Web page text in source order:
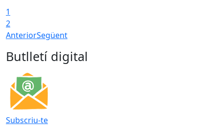
1
2
AnteriorSegüent
Butlletí digital
Subscriu-te